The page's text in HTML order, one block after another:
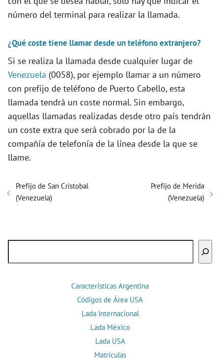
número del terminal para realizar la llamada.
¿Qué coste tiene llamar desde un teléfono extranjero?
Si se realiza la llamada desde cualquier lugar de
Venezuela (0058), por ejemplo llamar a un número
con prefijo de teléfono de Puerto Cabello, esta
llamada tendrá un coste normal. Sin embargo,
aquellas llamadas realizadas desde otro país tendrán
un coste extra que será cobrado por la de la
compañía de telefonía de la línea desde la que se
llame.
Prefijo de San Cristobal
(Venezuela)
Prefijo de Merida
(Venezuela)
Características Argentina
Códigos de Área USA
Lada Internacional
Lada México
Lada USA
Matrículas